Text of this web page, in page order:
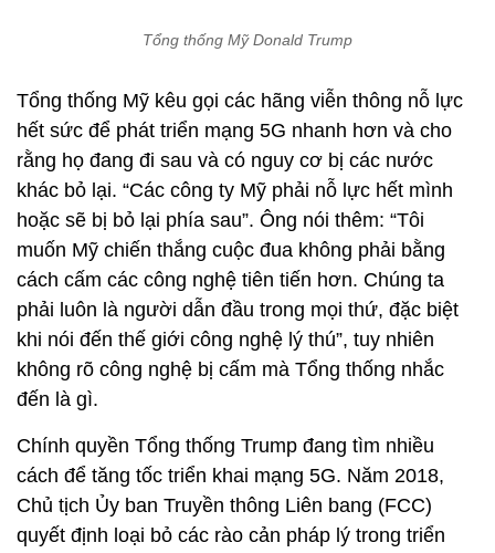
Tổng thống Mỹ Donald Trump
Tổng thống Mỹ kêu gọi các hãng viễn thông nỗ lực
hết sức để phát triển mạng 5G nhanh hơn và cho
rằng họ đang đi sau và có nguy cơ bị các nước
khác bỏ lại. “Các công ty Mỹ phải nỗ lực hết mình
hoặc sẽ bị bỏ lại phía sau”. Ông nói thêm: “Tôi
muốn Mỹ chiến thắng cuộc đua không phải bằng
cách cấm các công nghệ tiên tiến hơn. Chúng ta
phải luôn là người dẫn đầu trong mọi thứ, đặc biệt
khi nói đến thế giới công nghệ lý thú”, tuy nhiên
không rõ công nghệ bị cấm mà Tổng thống nhắc
đến là gì.
Chính quyền Tổng thống Trump đang tìm nhiều
cách để tăng tốc triển khai mạng 5G. Năm 2018,
Chủ tịch Ủy ban Truyền thông Liên bang (FCC)
quyết định loại bỏ các rào cản pháp lý trong triển